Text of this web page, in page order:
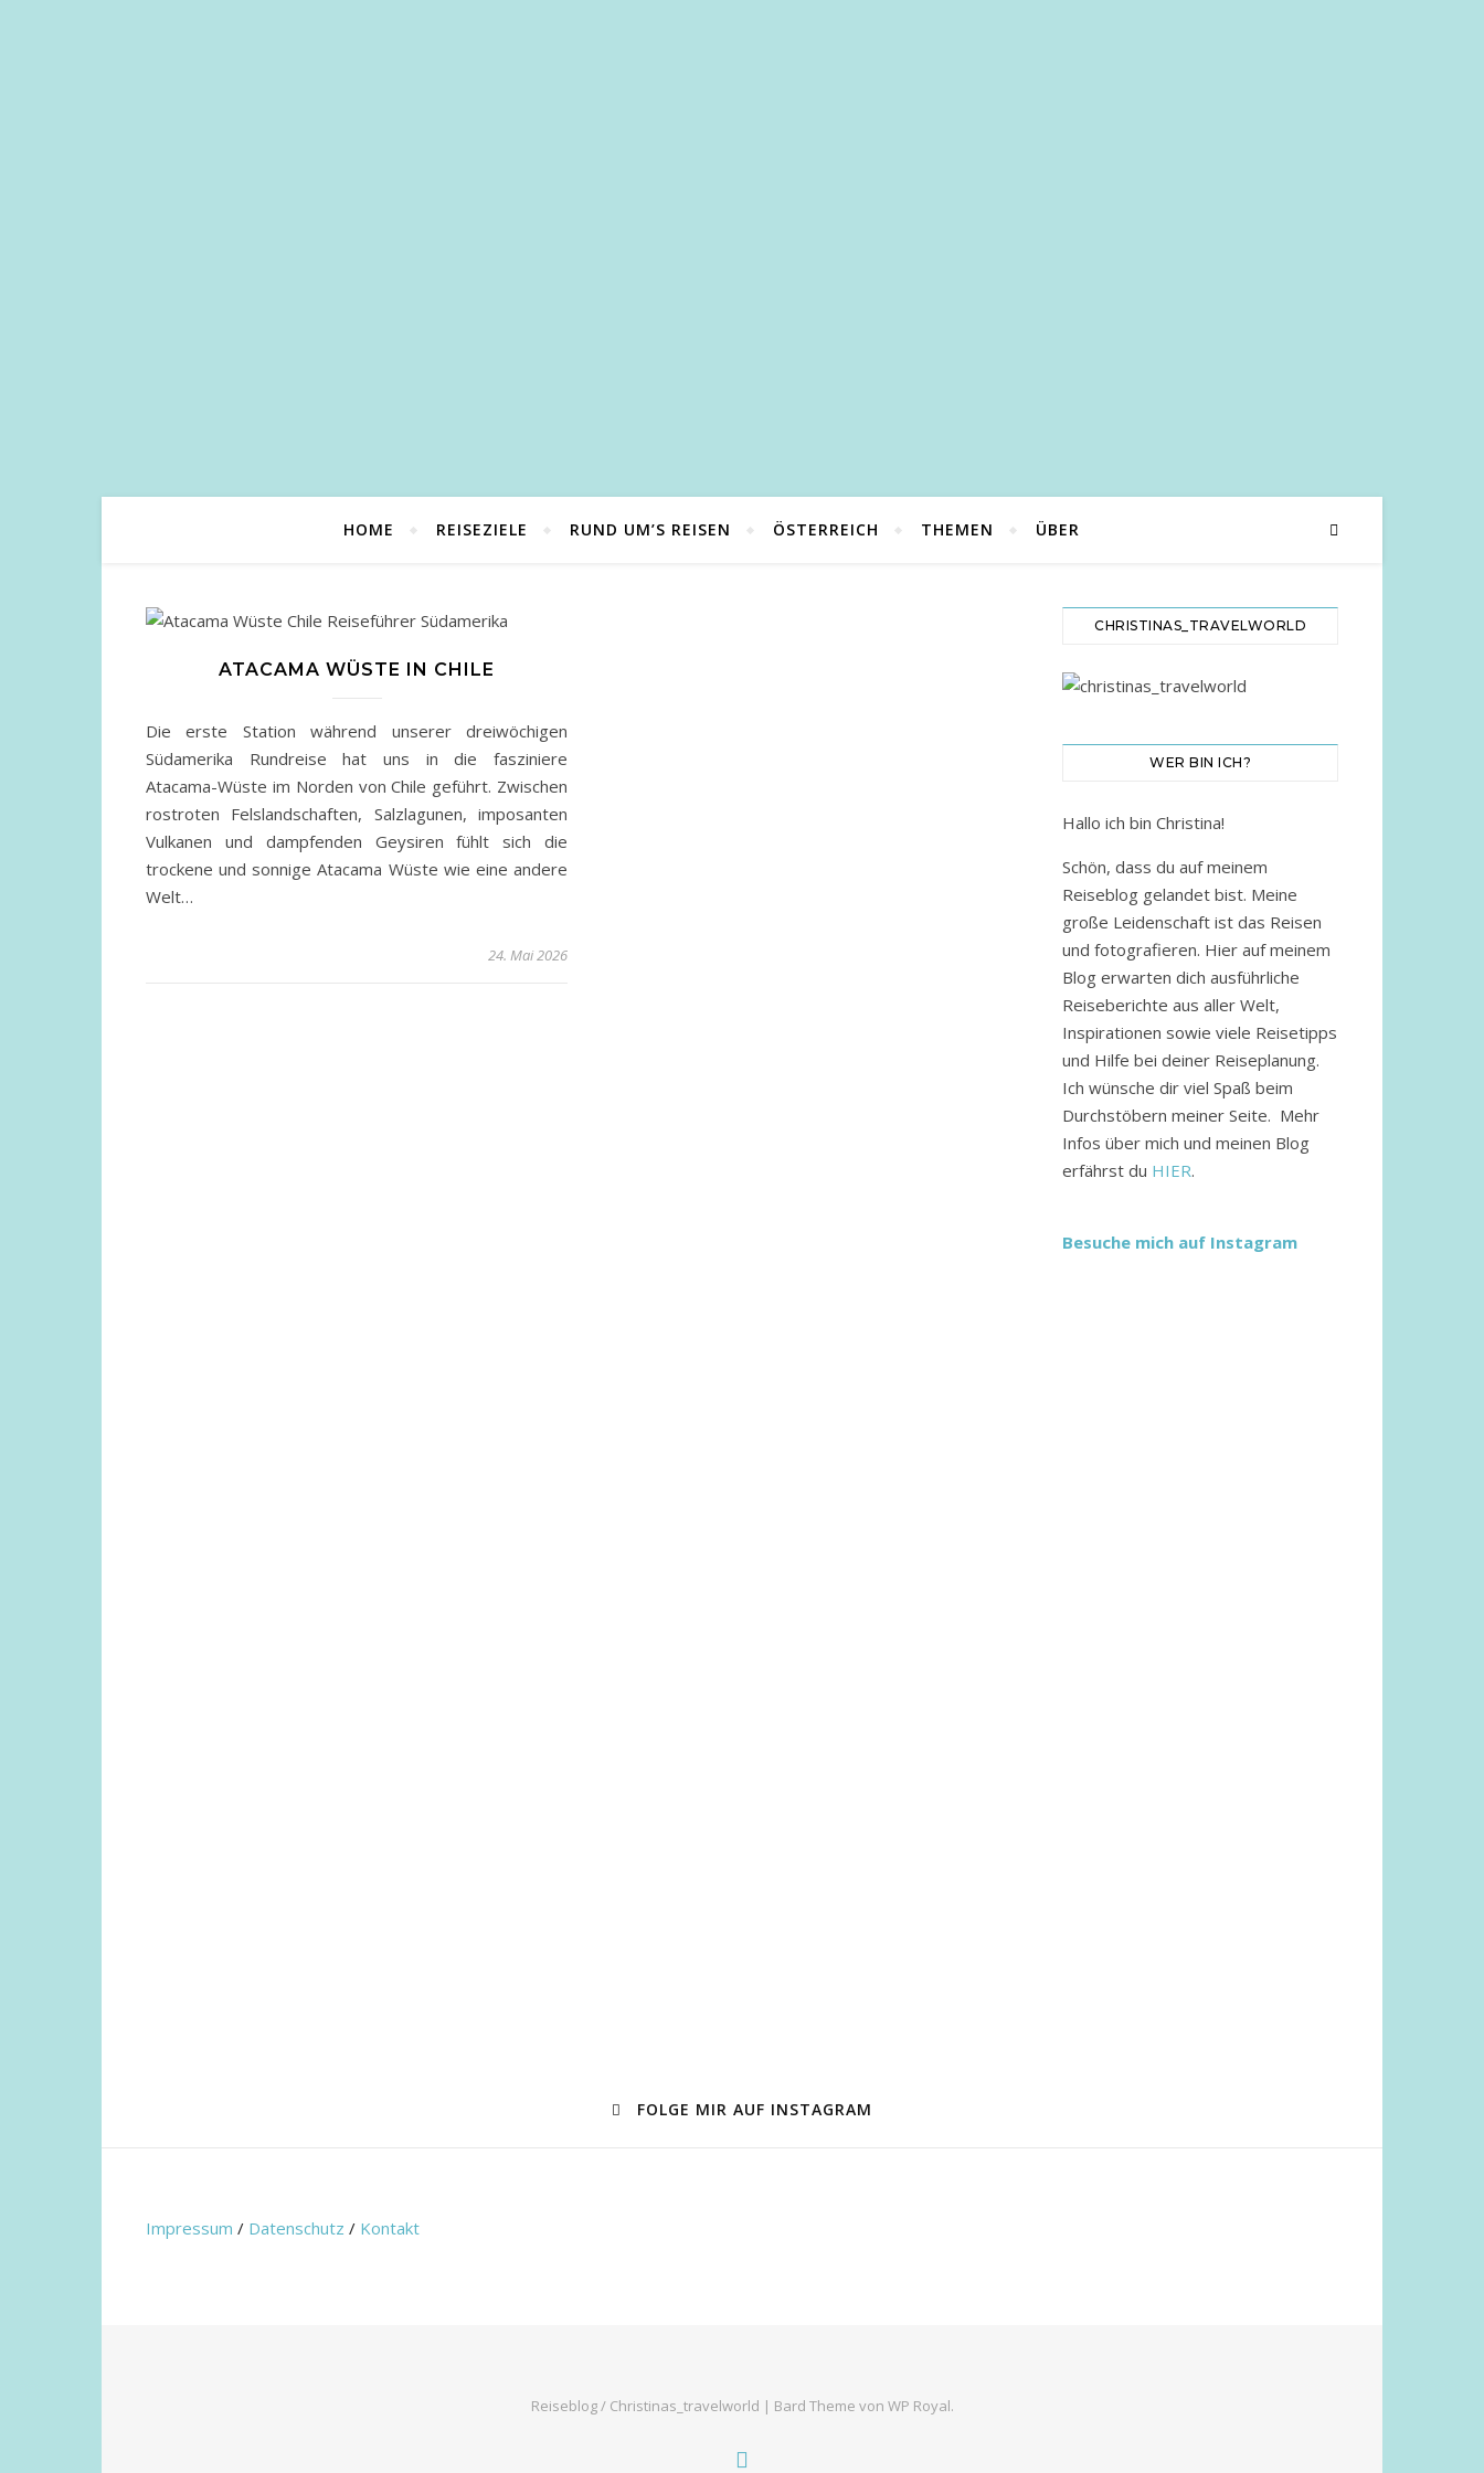
HOME REISEZIELE RUND UM’S REISEN ÖSTERREICH THEMEN ÜBER
ATACAMA WÜSTE IN CHILE
Die erste Station während unserer dreiwöchigen
Südamerika Rundreise hat uns in die fasziniere
Atacama-Wüste im Norden von Chile geführt. Zwischen
rostroten Felslandschaften, Salzlagunen, imposanten
Vulkanen und dampfenden Geysiren fühlt sich die
trockene und sonnige Atacama Wüste wie eine andere
Welt…
24. Mai 2026
CHRISTINAS_TRAVELWORLD
WER BIN ICH?
Hallo ich bin Christina!
Schön, dass du auf meinem
Reiseblog gelandet bist. Meine
große Leidenschaft ist das Reisen
und fotografieren. Hier auf meinem
Blog erwarten dich ausführliche
Reiseberichte aus aller Welt,
Inspirationen sowie viele Reisetipps
und Hilfe bei deiner Reiseplanung.
Ich wünsche dir viel Spaß beim
Durchstöbern meiner Seite. Mehr
Infos über mich und meinen Blog
erfährst du HIER.
Besuche mich auf Instagram
FOLGE MIR AUF INSTAGRAM
Impressum / Datenschutz / Kontakt
Reiseblog / Christinas_travelworld | Bard Theme von WP Royal.